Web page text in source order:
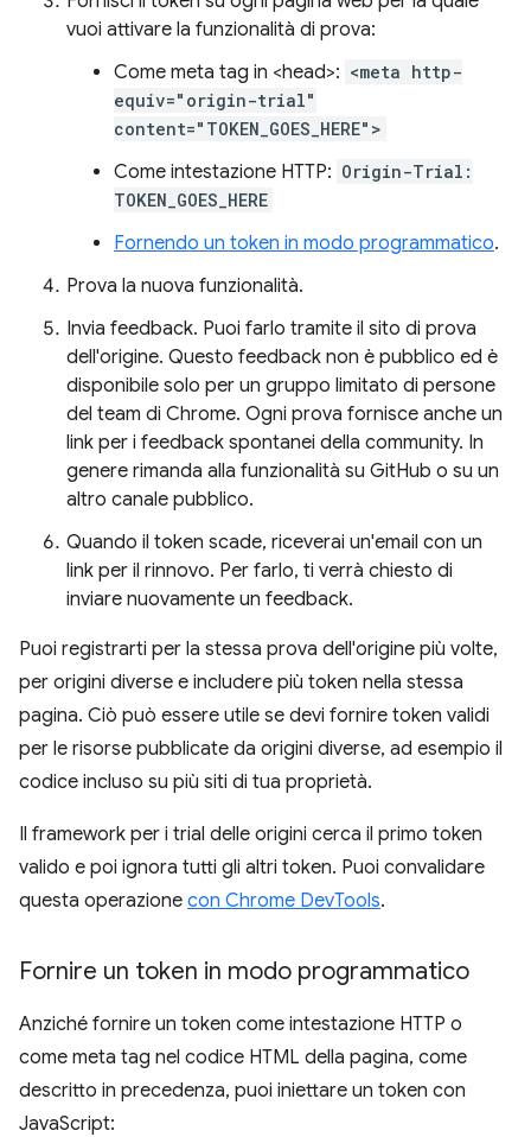
vuoi attivare la funzionalità di prova:
Come meta tag in <head>: <meta http-
equiv="origin-trial"
content="TOKEN_GOES_HERE">
Come intestazione HTTP: Origin-Trial:
TOKEN_GOES_HERE
Fornendo un token in modo programmatico.
Prova la nuova funzionalità.
Invia feedback. Puoi farlo tramite il sito di prova
dell'origine. Questo feedback non è pubblico ed è
disponibile solo per un gruppo limitato di persone
del team di Chrome. Ogni prova fornisce anche un
link per i feedback spontanei della community. In
genere rimanda alla funzionalità su GitHub o su un
altro canale pubblico.
Quando il token scade, riceverai un'email con un
link per il rinnovo. Per farlo, ti verrà chiesto di
inviare nuovamente un feedback.
Puoi registrarti per la stessa prova dell'origine più volte,
per origini diverse e includere più token nella stessa
pagina. Ciò può essere utile se devi fornire token validi
per le risorse pubblicate da origini diverse, ad esempio il
codice incluso su più siti di tua proprietà.
Il framework per i trial delle origini cerca il primo token
valido e poi ignora tutti gli altri token. Puoi convalidare
questa operazione con Chrome DevTools.
Fornire un token in modo programmatico
Anziché fornire un token come intestazione HTTP o
come meta tag nel codice HTML della pagina, come
descritto in precedenza, puoi iniettare un token con
JavaScript: